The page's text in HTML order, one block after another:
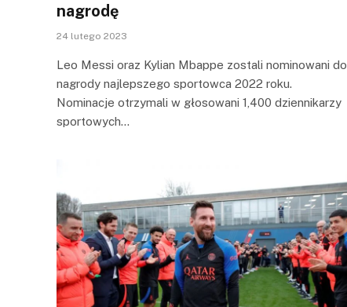
nagrodę
24 lutego 2023
Leo Messi oraz Kylian Mbappe zostali nominowani do
nagrody najlepszego sportowca 2022 roku.
Nominacje otrzymali w głosowani 1,400 dziennikarzy
sportowych…